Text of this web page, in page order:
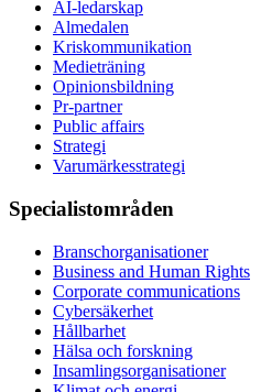
AI-ledarskap
Almedalen
Kris­kommunikation
Medieträning
Opinionsbildning
Pr-partner
Public affairs
Strategi
Varumärkesstrategi
Specialistområden
Branschorganisationer
Business and Human Rights
Corporate communications
Cybersäkerhet
Hållbarhet
Hälsa och forskning
Insamlingsorganisationer